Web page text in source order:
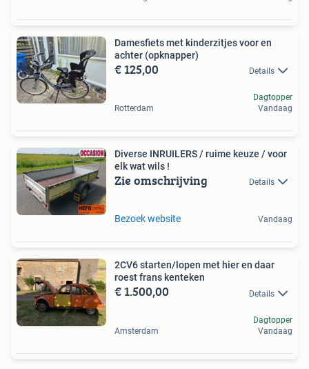
Damesfiets met kinderzitjes voor en
achter (opknapper)
€ 125,00 Details
Rotterdam
Dagtopper
Vandaag
Diverse INRUILERS / ruime keuze / voor
elk wat wils !
Zie omschrijving Details
Bezoek website Vandaag
2CV6 starten/lopen met hier en daar
roest frans kenteken
€ 1.500,00 Details
Amsterdam
Dagtopper
Vandaag